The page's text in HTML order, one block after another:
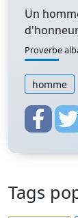
Un
Proverbe
homme
Tags